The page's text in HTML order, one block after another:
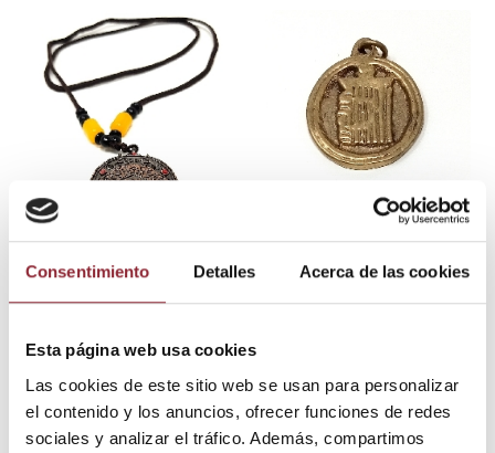
Consentimiento Detalles Acerca de las cookies
Esta página web usa cookies
Las cookies de este sitio web se usan para personalizar
el contenido y los anuncios, ofrecer funciones de redes
sociales y analizar el tráfico. Además, compartimos
Colgante Gau
"Kalachakra"
kalachakra
2,95 €